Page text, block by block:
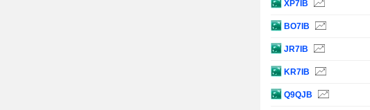
XP7IB
BO7IB
JR7IB
KR7IB
Q9QJB